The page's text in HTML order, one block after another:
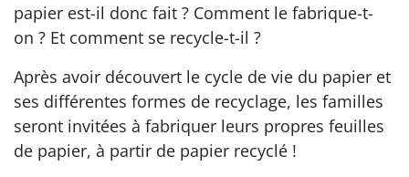
papier est-il donc fait ? Comment le fabrique-t-
on ? Et comment se recycle-t-il ?
Après avoir découvert le cycle de vie du papier et
ses différentes formes de recyclage, les familles
seront invitées à fabriquer leurs propres feuilles
de papier, à partir de papier recyclé !